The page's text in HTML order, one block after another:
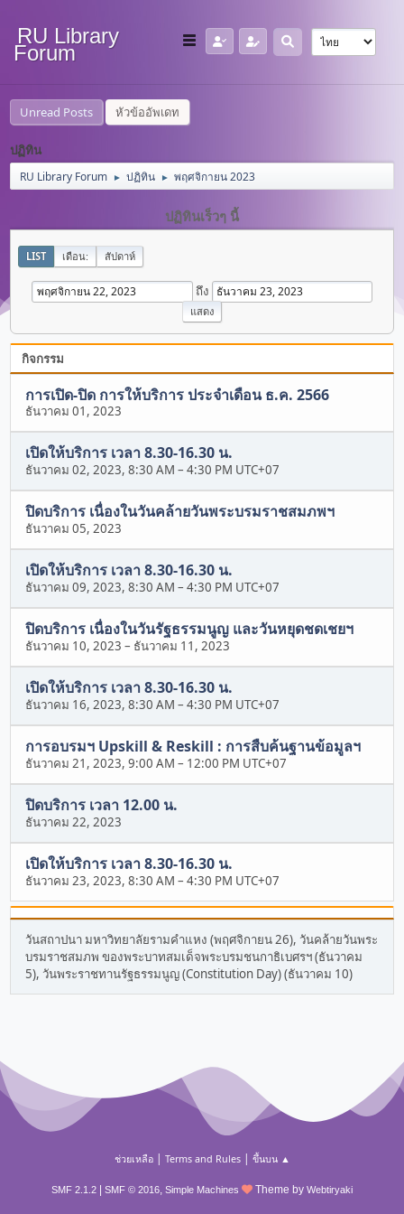
RU Library
Forum
Unread Posts หัวข้ออัพเดท
ปฏิทิน
RU Library Forum ► ปฏิทิน ► พฤศจิกายน 2023
ปฏิทินเร็วๆ นี้
LIST เดือน: สัปดาห์
ถึง
กิจกรรม
การเปิด-ปิด การให้บริการ ประจำเดือน ธ.ค. 2566
ธันวาคม 01, 2023
เปิดให้บริการ เวลา 8.30-16.30 น.
ธันวาคม 02, 2023, 8:30 AM –4:30 PM UTC+07
ปิดบริการ เนื่องในวันคล้ายวันพระบรมราชสมภพฯ
ธันวาคม 05, 2023
เปิดให้บริการ เวลา 8.30-16.30 น.
ธันวาคม 09, 2023, 8:30 AM –4:30 PM UTC+07
ปิดบริการ เนื่องในวันรัฐธรรมนูญ และวันหยุดชดเชยฯ
ธันวาคม 10, 2023 – ธันวาคม 11, 2023
เปิดให้บริการ เวลา 8.30-16.30 น.
ธันวาคม 16, 2023, 8:30 AM –4:30 PM UTC+07
การอบรมฯ Upskill & Reskill : การสืบค้นฐานข้อมูลฯ
ธันวาคม 21, 2023, 9:00 AM – 12:00 PM UTC+07
ปิดบริการ เวลา 12.00 น.
ธันวาคม 22, 2023
เปิดให้บริการ เวลา 8.30-16.30 น.
ธันวาคม 23, 2023, 8:30 AM –4:30 PM UTC+07
วันสถาปนา มหาวิทยาลัยรามคำแหง (พฤศจิกายน 26), วันคล้ายวันพระ
บรมราชสมภพ ของพระบาทสมเด็จพระบรมชนกาธิเบศรฯ (ธันวาคม
5), วันพระราชทานรัฐธรรมนูญ (Constitution Day) (ธันวาคม 10)
ช่วยเหลือ| Terms and Rules| ขึ้นบน ▲
SMF 2.1.2 SMF © 2016, Simple Machines Theme by Webtiryaki